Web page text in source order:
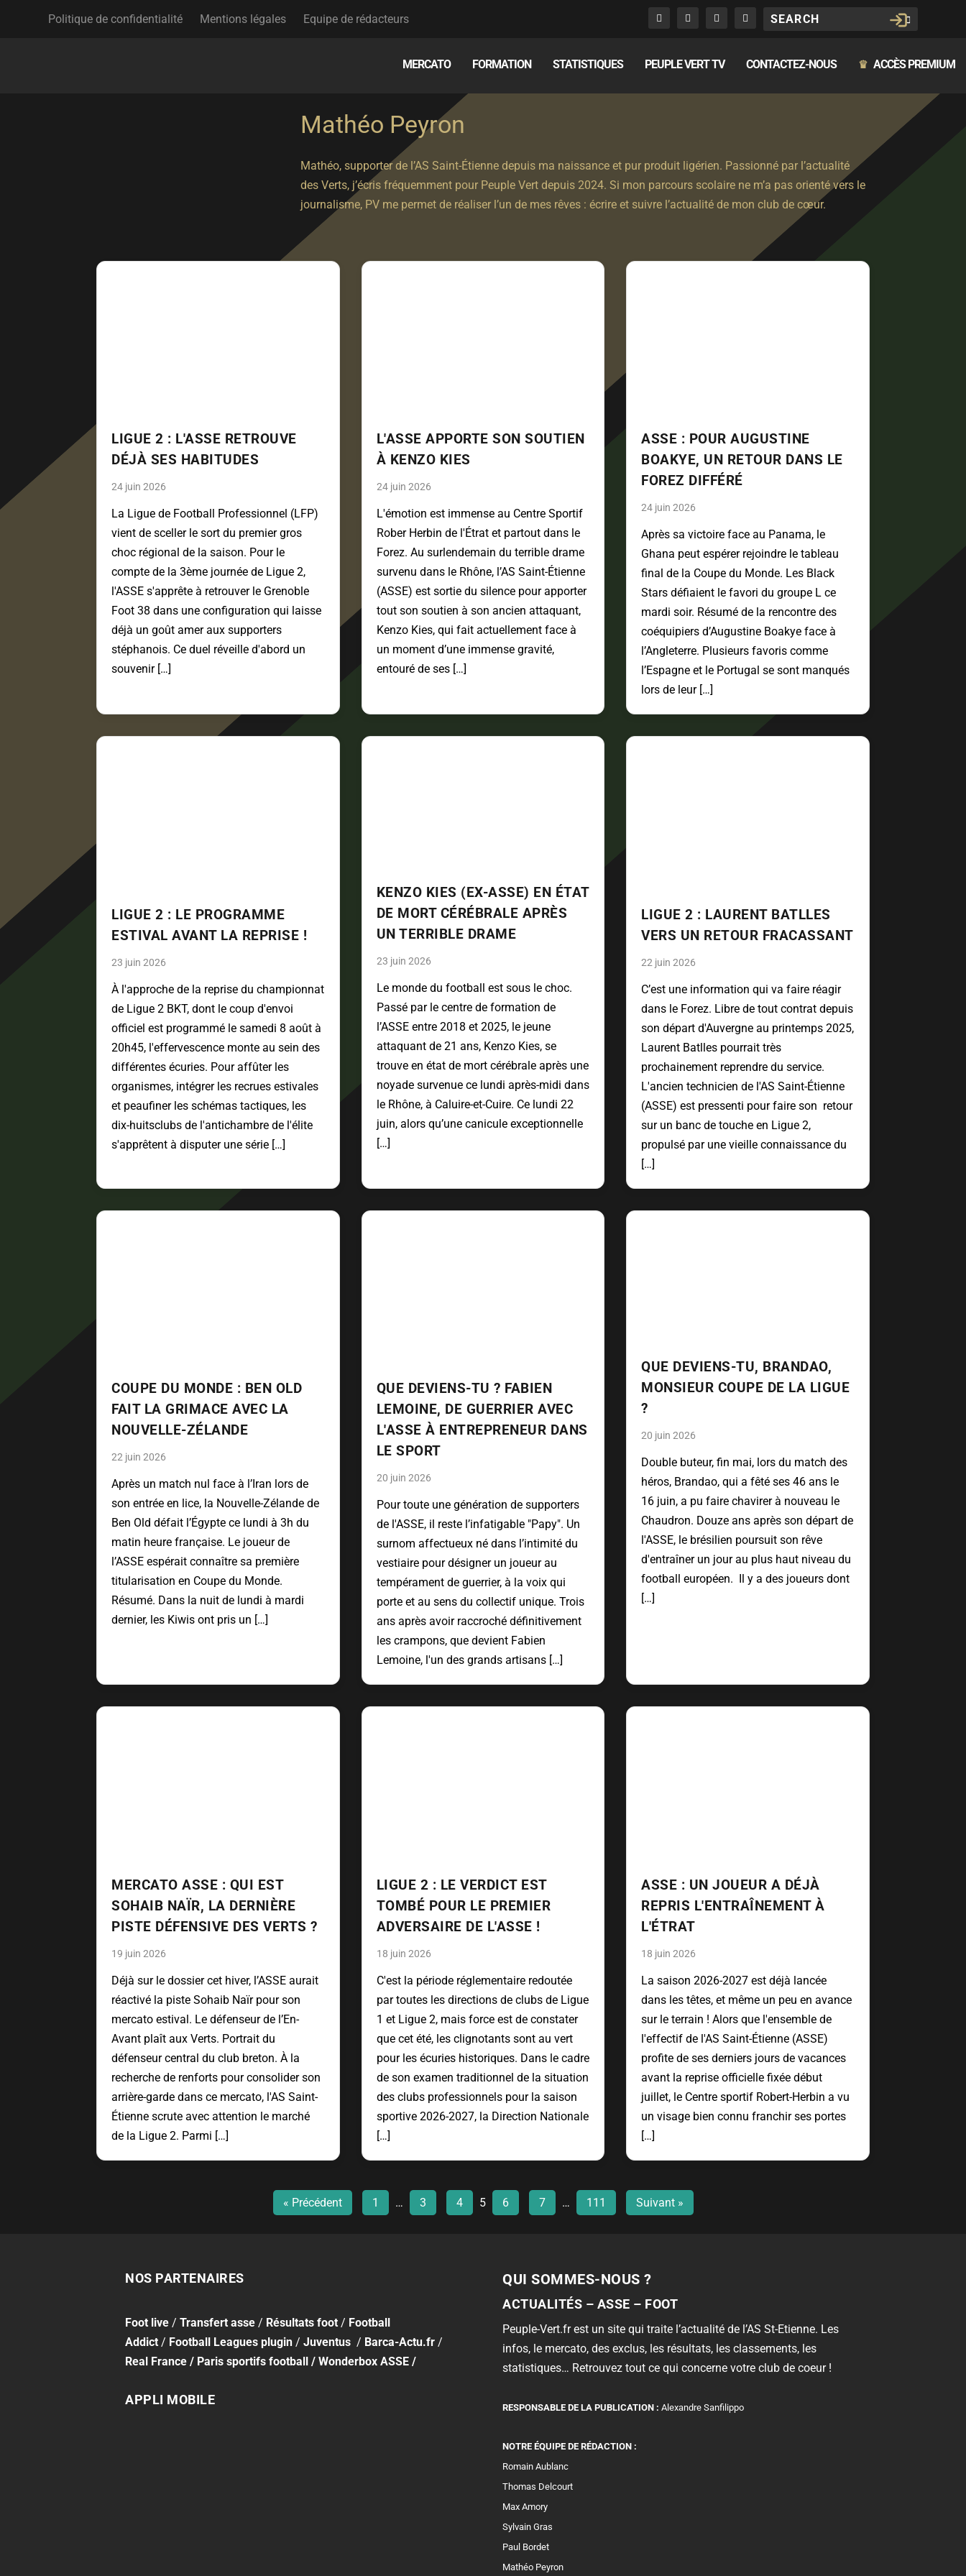
Politique de confidentialité Mentions légales Equipe de rédacteurs
MERCATO FORMATION STATISTIQUES PEUPLE VERT TV CONTACTEZ-NOUS ♛ ACCÈS PREMIUM
Mathéo Peyron
Mathéo, supporter de l’AS Saint-Étienne depuis ma naissance et pur produit ligérien. Passionné par l’actualité
des Verts, j’écris fréquemment pour Peuple Vert depuis 2024. Si mon parcours scolaire ne m’a pas orienté vers le
journalisme, PV me permet de réaliser l’un de mes rêves : écrire et suivre l’actualité de mon club de cœur.
LIGUE 2 : L'ASSE RETROUVE
DÉJÀ SES HABITUDES
24 juin 2026
La Ligue de Football Professionnel (LFP)
vient de sceller le sort du premier gros
choc régional de la saison. Pour le
compte de la 3ème journée de Ligue 2,
l'ASSE s'apprête à retrouver le Grenoble
Foot 38 dans une configuration qui laisse
déjà un goût amer aux supporters
stéphanois. Ce duel réveille d'abord un
souvenir […]
L'ASSE APPORTE SON SOUTIEN
À KENZO KIES
24 juin 2026
L'émotion est immense au Centre Sportif
Rober Herbin de l'Étrat et partout dans le
Forez. Au surlendemain du terrible drame
survenu dans le Rhône, l’AS Saint-Étienne
(ASSE) est sortie du silence pour apporter
tout son soutien à son ancien attaquant,
Kenzo Kies, qui fait actuellement face à
un moment d’une immense gravité,
entouré de ses […]
ASSE : POUR AUGUSTINE
BOAKYE, UN RETOUR DANS LE
FOREZ DIFFÉRÉ
24 juin 2026
Après sa victoire face au Panama, le
Ghana peut espérer rejoindre le tableau
final de la Coupe du Monde. Les Black
Stars défiaient le favori du groupe L ce
mardi soir. Résumé de la rencontre des
coéquipiers d’Augustine Boakye face à
l’Angleterre. Plusieurs favoris comme
l’Espagne et le Portugal se sont manqués
lors de leur […]
LIGUE 2 : LE PROGRAMME
ESTIVAL AVANT LA REPRISE !
23 juin 2026
À l'approche de la reprise du championnat
de Ligue 2 BKT, dont le coup d'envoi
officiel est programmé le samedi 8 août à
20h45, l'effervescence monte au sein des
différentes écuries. Pour affûter les
organismes, intégrer les recrues estivales
et peaufiner les schémas tactiques, les
dix-huitsclubs de l'antichambre de l'élite
s'apprêtent à disputer une série […]
KENZO KIES (EX-ASSE) EN ÉTAT
DE MORT CÉRÉBRALE APRÈS
UN TERRIBLE DRAME
23 juin 2026
Le monde du football est sous le choc.
Passé par le centre de formation de
l’ASSE entre 2018 et 2025, le jeune
attaquant de 21 ans, Kenzo Kies, se
trouve en état de mort cérébrale après une
noyade survenue ce lundi après-midi dans
le Rhône, à Caluire-et-Cuire. Ce lundi 22
juin, alors qu’une canicule exceptionnelle
[…]
LIGUE 2 : LAURENT BATLLES
VERS UN RETOUR FRACASSANT
22 juin 2026
C’est une information qui va faire réagir
dans le Forez. Libre de tout contrat depuis
son départ d'Auvergne au printemps 2025,
Laurent Batlles pourrait très
prochainement reprendre du service.
L'ancien technicien de l'AS Saint-Étienne
(ASSE) est pressenti pour faire son retour
sur un banc de touche en Ligue 2,
propulsé par une vieille connaissance du
[…]
COUPE DU MONDE : BEN OLD
FAIT LA GRIMACE AVEC LA
NOUVELLE-ZÉLANDE
22 juin 2026
Après un match nul face à l’Iran lors de
son entrée en lice, la Nouvelle-Zélande de
Ben Old défait l’Égypte ce lundi à 3h du
matin heure française. Le joueur de
l’ASSE espérait connaître sa première
titularisation en Coupe du Monde.
Résumé. Dans la nuit de lundi à mardi
dernier, les Kiwis ont pris un […]
QUE DEVIENS-TU ? FABIEN
LEMOINE, DE GUERRIER AVEC
L'ASSE À ENTREPRENEUR DANS
LE SPORT
20 juin 2026
Pour toute une génération de supporters
de l'ASSE, il reste l’infatigable "Papy". Un
surnom affectueux né dans l’intimité du
vestiaire pour désigner un joueur au
tempérament de guerrier, à la voix qui
porte et au sens du collectif unique. Trois
ans après avoir raccroché définitivement
les crampons, que devient Fabien
Lemoine, l'un des grands artisans […]
QUE DEVIENS-TU, BRANDAO,
MONSIEUR COUPE DE LA LIGUE
?
20 juin 2026
Double buteur, fin mai, lors du match des
héros, Brandao, qui a fêté ses 46 ans le
16 juin, a pu faire chavirer à nouveau le
Chaudron. Douze ans après son départ de
l'ASSE, le brésilien poursuit son rêve
d'entraîner un jour au plus haut niveau du
football européen. Il y a des joueurs dont
[…]
MERCATO ASSE : QUI EST
SOHAIB NAÏR, LA DERNIÈRE
PISTE DÉFENSIVE DES VERTS ?
19 juin 2026
Déjà sur le dossier cet hiver, l’ASSE aurait
réactivé la piste Sohaib Naïr pour son
mercato estival. Le défenseur de l’En-
Avant plaît aux Verts. Portrait du
défenseur central du club breton. À la
recherche de renforts pour consolider son
arrière-garde dans ce mercato, l'AS Saint-
Étienne scrute avec attention le marché
de la Ligue 2. Parmi […]
LIGUE 2 : LE VERDICT EST
TOMBÉ POUR LE PREMIER
ADVERSAIRE DE L'ASSE !
18 juin 2026
C'est la période réglementaire redoutée
par toutes les directions de clubs de Ligue
1 et Ligue 2, mais force est de constater
que cet été, les clignotants sont au vert
pour les écuries historiques. Dans le cadre
de son examen traditionnel de la situation
des clubs professionnels pour la saison
sportive 2026-2027, la Direction Nationale
[…]
ASSE : UN JOUEUR A DÉJÀ
REPRIS L'ENTRAÎNEMENT À
L'ÉTRAT
18 juin 2026
La saison 2026-2027 est déjà lancée
dans les têtes, et même un peu en avance
sur le terrain ! Alors que l'ensemble de
l'effectif de l'AS Saint-Étienne (ASSE)
profite de ses derniers jours de vacances
avant la reprise officielle fixée début
juillet, le Centre sportif Robert-Herbin a vu
un visage bien connu franchir ses portes
[…]
« Précédent 1 … 3 4 5 6 7 … 111 Suivant »
NOS PARTENAIRES
Foot live /Transfert asse / Résultats foot / Football
Addict / Football Leagues plugin /Juventus / Barca-Actu.fr /
Real France / Paris sportifs football /Wonderbox ASSE /
APPLI MOBILE
QUI SOMMES-NOUS ?
ACTUALITÉS – ASSE – FOOT
Peuple-Vert.fr est un site qui traite l’actualité de l’AS St-Etienne. Les
infos, le mercato, des exclus, les résultats, les classements, les
statistiques… Retrouvez tout ce qui concerne votre club de coeur !
RESPONSABLE DE LA PUBLICATION : Alexandre Sanfilippo
NOTRE ÉQUIPE DE RÉDACTION :
Romain Aublanc
Thomas Delcourt
Max Amory
Sylvain Gras
Paul Bordet
Mathéo Peyron